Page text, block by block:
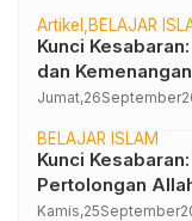
Artikel BELAJAR
Kunci
dan
Jumat,26September
BELAJAR ISLAM
Kunci
Pertolongan
Kamis,25September